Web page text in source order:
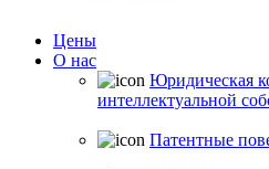
Цены
О нас
Юридическая
интеллектуальной
Патентные